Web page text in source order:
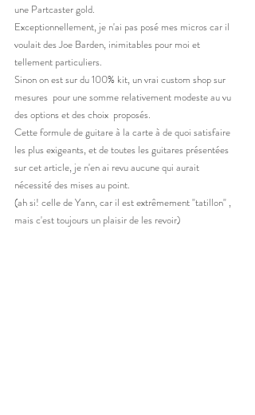
une Partcaster gold.
Exceptionnellement, je n'ai pas posé mes micros car il
voulait des Joe Barden, inimitables pour moi et
tellement particuliers.
Sinon on est sur du 100% kit, un vrai custom shop sur
mesures  pour une somme relativement modeste au vu
des options et des choix  proposés.
Cette formule de guitare à la carte à de quoi satisfaire
les plus exigeants, et de toutes les guitares présentées
sur cet article, je n'en ai revu aucune qui aurait
nécessité des mises au point.
(ah si! celle de Yann, car il est extrêmement "tatillon" ,
mais c'est toujours un plaisir de les revoir)